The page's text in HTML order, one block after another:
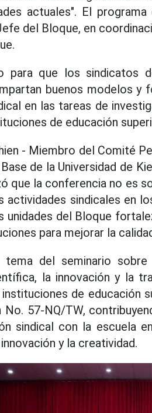
actuales". El
del Bloque, en
para que los sindicatos
buenos modelos
en las tareas de
de educación
- Miembro del Comité
de la Universidad de
que la conferencia no es
actividades sindicales en
unidades del Bloque
para mejorar la
tema del seminario
la innovación y la
de educación
No. 57-NQ/TW,
sindical con la escuela
y la creatividad.